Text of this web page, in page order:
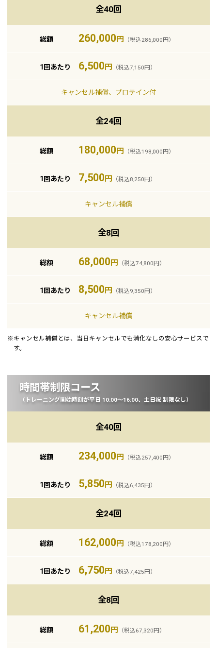
全40回
総額 260,000円 （税込286,000円）
1回あたり 6,500円 （税込7,150円）
キャンセル補償、 プロテイン付
全24回
総額 180,000円 （税込198,000円）
1回あたり 7,500円 （税込8,250円）
キャンセル補償
全8回
総額 68,000円 （税込74,800円）
1回あたり 8,500円 （税込9,350円）
キャンセル補償
※キャンセル補償とは、当日キャンセルでも消化なしの安心サービスで
す。
時間帯制限コース
（トレーニング開始時刻が平日 10:00〜16:00、土日祝 制限なし）
全40回
総額 234,000円 （税込257,400円）
1回あたり 5,850円 （税込6,435円）
全24回
総額 162,000円 （税込178,200円）
1回あたり 6,750円 （税込7,425円）
全8回
総額 61,200円 （税込67,320円）